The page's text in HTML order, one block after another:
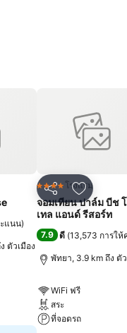
ายการโปรด
แนน)
ตัวเมือง
แชร์ เพิ่มในรา
4 ดาว โรงแรม
จอมเทียน ปาล์ม บีช
เทล แอนด์ รีสอร์ท
7.9 ดี (13,573 การให้
พัทยา, 3.9 km ถึง ตั
WiFi ฟรี
สระ
ที่จอดรถ